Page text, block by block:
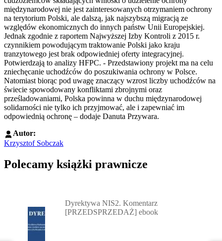
międzynarodowej nie jest zainteresowanych otrzymaniem ochrony
na terytorium Polski, ale dalszą, jak najszybszą migracją ze
względów ekonomicznych do innych państw Unii Europejskiej.
Jednak zgodnie z raportem Najwyższej Izby Kontroli z 2015 r.
czynnikiem powodującym traktowanie Polski jako kraju
tranzytowego jest brak odpowiedniej oferty integracyjnej.
Potwierdzają to analizy HFPC. - Przedstawiony projekt ma na celu
zniechęcanie uchodźców do poszukiwania ochrony w Polsce.
Natomiast biorąc pod uwagę znaczący wzrost liczby uchodźców na
świecie spowodowany konfliktami zbrojnymi oraz
prześladowaniami, Polska powinna w duchu międzynarodowej
solidarności nie tylko ich przyjmować, ale i zapewniać im
odpowiednią ochronę – dodaje Danuta Przywara.
Autor:
Krzysztof Sobczak
Polecamy książki prawnicze
Dyrektywa NIS2. Komentarz
[PRZEDSPRZEDAŻ] ebook